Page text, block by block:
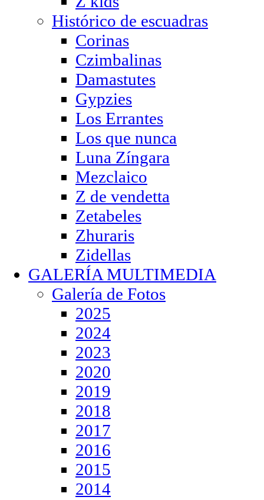
Histórico de escuadras
Corinas
Czimbalinas
Damastutes
Gypzies
Los Errantes
Los que nunca
Luna Zíngara
Mezclaico
Z de vendetta
Zetabeles
Zhuraris
Zidellas
GALERÍA MULTIMEDIA
Galería de Fotos
2025
2024
2023
2020
2019
2018
2017
2016
2015
2014